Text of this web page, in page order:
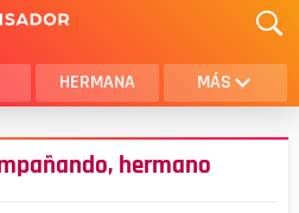
HERMANA MÁS
AMOR
hermano